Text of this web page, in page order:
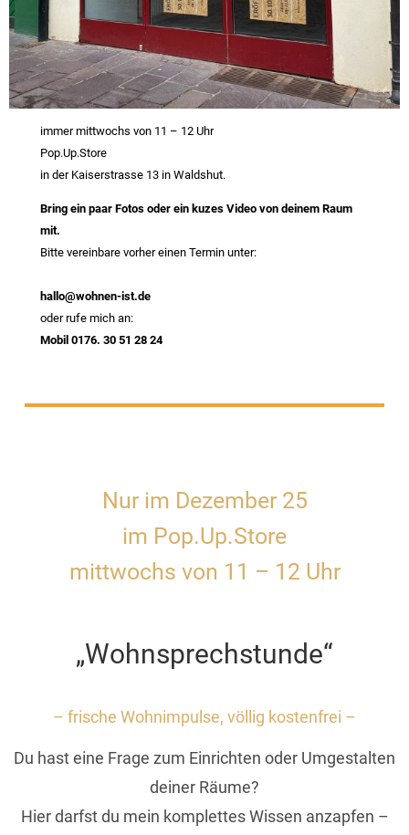
immer mittwochs von 11 – 12 Uhr
Pop.Up.Store
in der Kaiserstrasse 13 in Waldshut.
Bring ein paar Fotos oder ein kuzes Video von deinem Raum
mit.
Bitte vereinbare vorher einen Termin unter:
hallo@wohnen-ist.de
oder rufe mich an:
Mobil 0176. 30 51 28 24
Nur im Dezember 25
im Pop.Up.Store
mittwochs von 11 – 12 Uhr
„Wohnsprechstunde“
– frische Wohnimpulse, völlig kostenfrei –
Du hast eine Frage zum Einrichten oder Umgestalten
deiner Räume?
Hier darfst du mein komplettes Wissen anzapfen –